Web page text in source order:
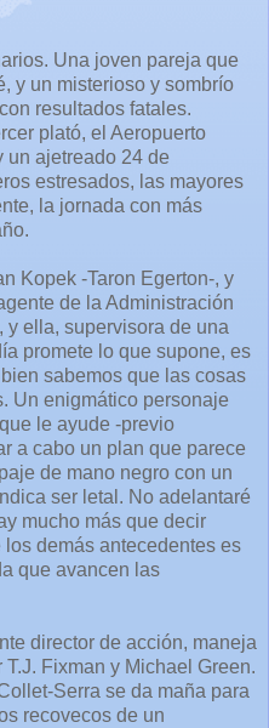
Una joven pareja que
y un misterioso y sombrío
resultados fatales.
plató, el Aeropuerto
un ajetreado 24 de
estresados, las mayores
la jornada con más
Kopek -Taron Egerton-, y
de la Administración
y ella, supervisora de una
promete lo que supone, es
sabemos que las cosas
Un enigmático personaje
le ayude -previo
a cabo un plan que parece
de mano negro con un
ser letal. No adelantaré
mucho más que decir
demás antecedentes es
que avancen las
director de acción, maneja
Fixman y Michael Green.
Serra se da maña para
recovecos de un